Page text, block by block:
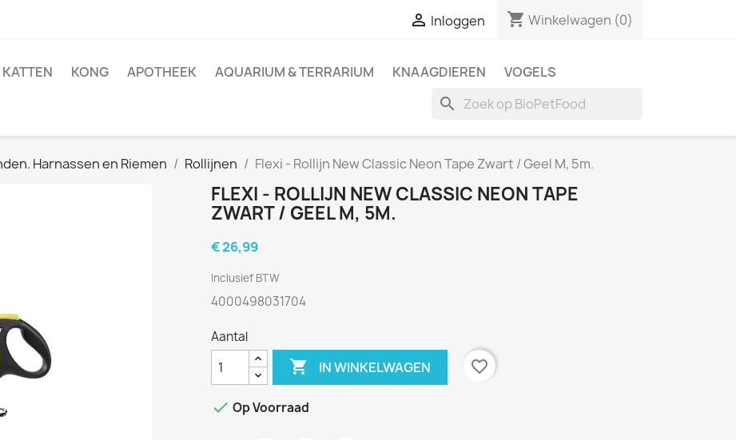
 Inloggen shopping_cart Winkelwagen (0)
KATTEN KONG APOTHEEK AQUARIUM & TERRARIUM KNAAGDIEREN VOGELS
search
Harnassen en Riemen Rollijnen Flexi - Rollijn New Classic Neon Tape Zwart / Geel M, 5m.
FLEXI - ROLLIJN NEW CLASSIC NEON TAPE
ZWART / GEEL M, 5M.
€ 26,99
Inclusief BTW
4000498031704
Aantal
 IN WINKELWAGEN favorite_border
 Op Voorraad